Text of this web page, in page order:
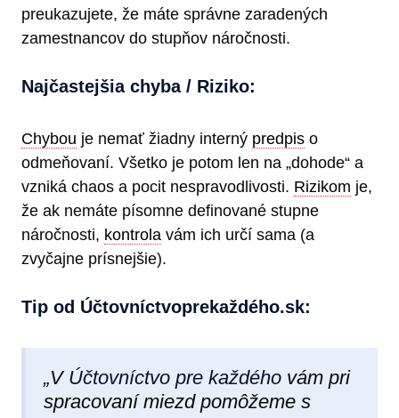
preukazujete, že máte správne zaradených
zamestnancov do stupňov náročnosti.
Najčastejšia chyba / Riziko:
Chybou je nemať žiadny interný predpis o
odmeňovaní. Všetko je potom len na „dohode“ a
vzniká chaos a pocit nespravodlivosti. Rizikom je,
že ak nemáte písomne definované stupne
náročnosti, kontrola vám ich určí sama (a
zvyčajne prísnejšie).
Tip od Účtovníctvoprekaždéh​o.sk:
„V Účtovníctvo pre každého vám pri
spracovaní miezd pomôžeme s